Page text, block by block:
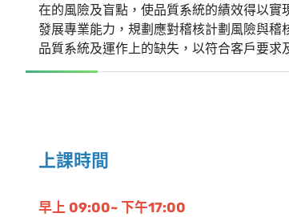
在的風險及盲點，使品質系統的績效得以實
發展專業能力，規劃應對稽核計劃風險與
品質系統及運作上的缺失，以符合客戶要求
上課時間
早上 09:00~ 下午17:00